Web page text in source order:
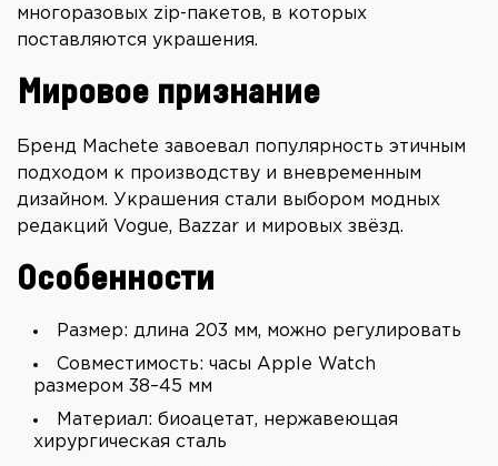
многоразовых zip-пакетов, в которых
поставляются украшения.
Мировое признание
Бренд Machete завоевал популярность этичным
подходом к производству и вневременным
дизайном. Украшения стали выбором модных
редакций Vogue, Bazzar и мировых звёзд.
Особенности
Размер: длина 203 мм, можно регулировать
Совместимость: часы Apple Watch
размером 38–45 мм
Материал: биоацетат, нержавеющая
хирургическая сталь